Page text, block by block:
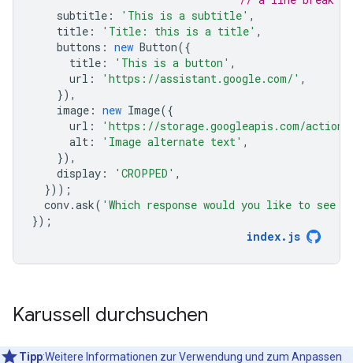
subtitle : 'This is a subtitle' ,
title : 'Title: this is a title' ,
buttons : new Button({
title : 'This is a button' ,
url : 'https://assistant.google.com/' ,
}),
image : new Image({
url :
'https://storage.googleapis.com/
alt : 'Image alternate text' ,
}),
display : 'CROPPED' ,
}));
conv.ask( 'Which response would you like to see
});
index. js
Karussell durchsuchen
Tipp:Weitere Informationen zur Verwendung und zum Anpassen